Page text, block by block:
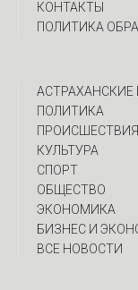
КОНТАКТЫ
ПОЛИТИКА
АСТРАХАНСКИЕ
ПОЛИТИКА
ПРОИСШЕСТВИЯ
КУЛЬТУРА
СПОРТ
ОБЩЕСТВО
ЭКОНОМИКА
БИЗНЕС И
ВСЕ НОВОСТИ